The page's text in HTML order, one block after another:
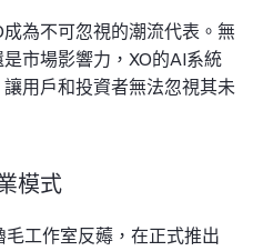
為不可忽視的潮流代表。無
市場影響力，XO的AI系統
用戶和投資者無法忽視其未
模式
毛工作室反薅，在正式推出